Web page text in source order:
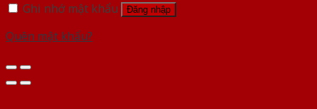
Ghi nhớ mật khẩu
Đăng nhập
Quên mật khẩu?